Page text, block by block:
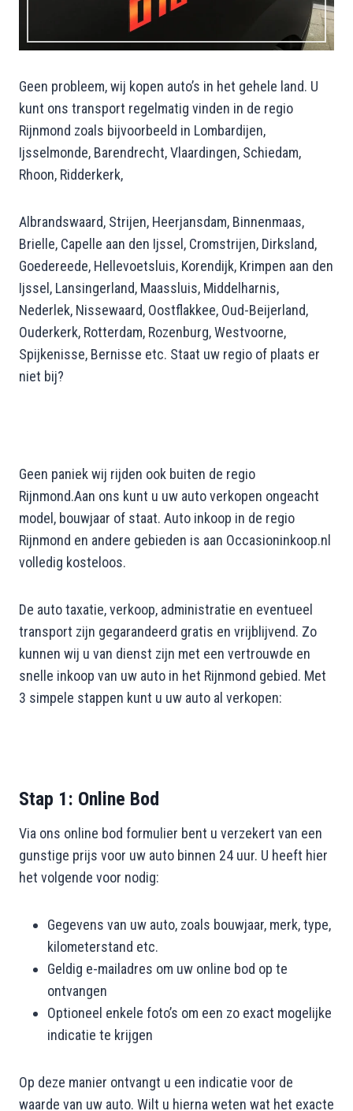
Geen probleem, wij kopen auto’s in het gehele land. U
kunt ons transport regelmatig vinden in de regio
Rijnmond zoals bijvoorbeeld in Lombardijen,
Ijsselmonde, Barendrecht, Vlaardingen, Schiedam,
Rhoon, Ridderkerk,
Albrandswaard, Strijen, Heerjansdam, Binnenmaas,
Brielle, Capelle aan den Ijssel, Cromstrijen, Dirksland,
Goedereede, Hellevoetsluis, Korendijk, Krimpen aan den
Ijssel, Lansingerland, Maassluis, Middelharnis,
Nederlek, Nissewaard, Oostflakkee, Oud-Beijerland,
Ouderkerk, Rotterdam, Rozenburg, Westvoorne,
Spijkenisse, Bernisse etc. Staat uw regio of plaats er
niet bij?
Geen paniek wij rijden ook buiten de regio
Rijnmond.Aan ons kunt u uw auto verkopen ongeacht
model, bouwjaar of staat. Auto inkoop in de regio
Rijnmond en andere gebieden is aan Occasioninkoop.nl
volledig kosteloos.
De auto taxatie, verkoop, administratie en eventueel
transport zijn gegarandeerd gratis en vrijblijvend. Zo
kunnen wij u van dienst zijn met een vertrouwde en
snelle inkoop van uw auto in het Rijnmond gebied. Met
3 simpele stappen kunt u uw auto al verkopen:
Stap 1: Online Bod
Via ons online bod formulier bent u verzekert van een
gunstige prijs voor uw auto binnen 24 uur. U heeft hier
het volgende voor nodig:
Gegevens van uw auto, zoals bouwjaar, merk, type,
kilometerstand etc.
Geldig e-mailadres om uw online bod op te
ontvangen
Optioneel enkele foto’s om een zo exact mogelijke
indicatie te krijgen
Op deze manier ontvangt u een indicatie voor de
waarde van uw auto. Wilt u hierna weten wat het exacte